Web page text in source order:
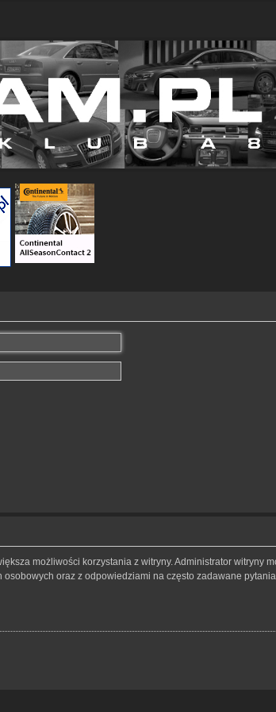
możliwości korzystania z witryny. Administrator witryny
oraz z odpowiedziami na często zadawane